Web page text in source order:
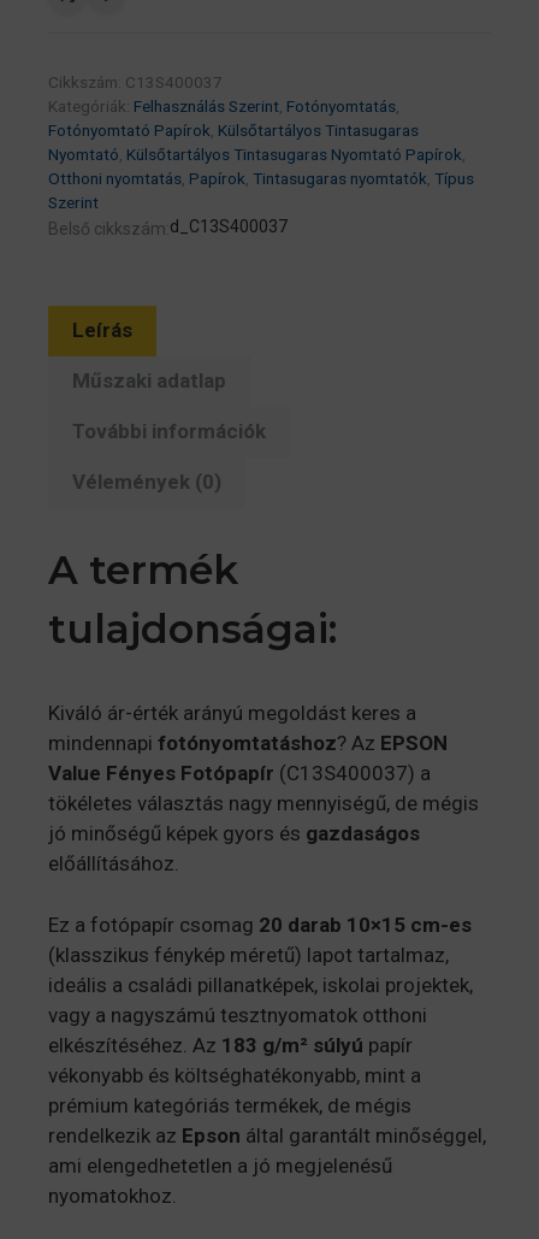
20
sheets
(C13S400037)
mennyiség
Cikkszám: C13S400037
Kategóriák: Felhasználás Szerint Fotónyomtatás
Fotónyomtató Papírok Külsőtartályos Tintasugaras
Nyomtató Külsőtartályos Tintasugaras Nyomtató Papírok
Otthoni nyomtatás Papírok Tintasugaras nyomtatók Típus
Szerint
Belső cikkszám:d_C13S400037
Leírás
Műszaki adatlap
További információk
Vélemények (0)
A termék
tulajdonságai:
Kiváló ár-érték arányú megoldást keres a
mindennapi fotónyomtatáshoz? Az EPSON
Value Fényes Fotópapír (C13S400037) a
tökéletes választás nagy mennyiségű, de mégis
jó minőségű képek gyors és gazdaságos
előállításához.
Ez a fotópapír csomag 20 darab 10×15 cm-es
(klasszikus fénykép méretű) lapot tartalmaz,
ideális a családi pillanatképek, iskolai projektek,
vagy a nagyszámú tesztnyomatok otthoni
elkészítéséhez. Az 183 g/m² súlyú papír
vékonyabb és költséghatékonyabb, mint a
prémium kategóriás termékek, de mégis
rendelkezik az Epson által garantált minőséggel,
ami elengedhetetlen a jó megjelenésű
nyomatokhoz.